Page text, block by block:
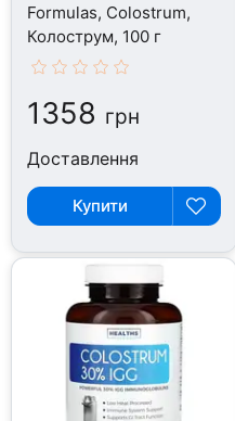
Formulas, Colostrum,
Колострум, 100 г
1358 грн
Доставлення
Купити